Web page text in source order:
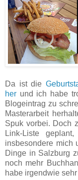
Da ist die
her und ich habe
Blogeintrag zu
Masterarbeit
Spuk vorbei. Doch
Link-Liste
insbesondere mich
Dinge in Salzburg
noch mehr
habe irgendwie